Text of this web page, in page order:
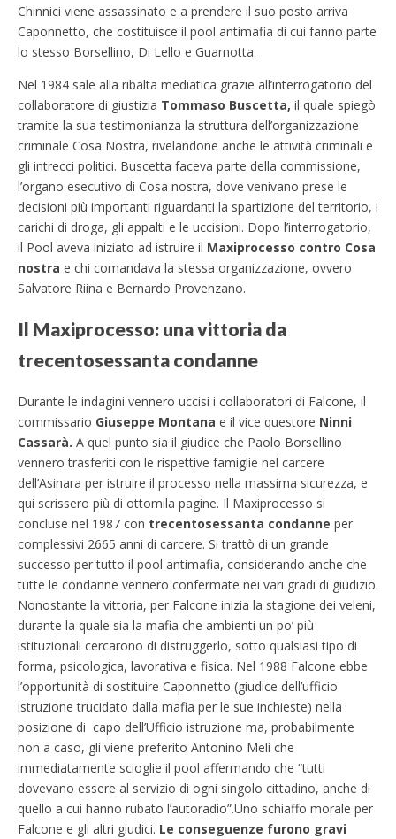
Chinnici viene assassinato e a prendere il suo posto arriva
Caponnetto, che costituisce il pool antimafia di cui fanno parte
lo stesso Borsellino, Di Lello e Guarnotta.
Nel 1984 sale alla ribalta mediatica grazie all’interrogatorio del
collaboratore di giustizia Tommaso Buscetta, il quale spiegò
tramite la sua testimonianza la struttura dell’organizzazione
criminale Cosa Nostra, rivelandone anche le attività criminali e
gli intrecci politici. Buscetta faceva parte della commissione,
l’organo esecutivo di Cosa nostra, dove venivano prese le
decisioni più importanti riguardanti la spartizione del territorio, i
carichi di droga, gli appalti e le uccisioni. Dopo l’interrogatorio,
il Pool aveva iniziato ad istruire il Maxiprocesso contro Cosa
nostra e chi comandava la stessa organizzazione, ovvero
Salvatore Riina e Bernardo Provenzano.
Il Maxiprocesso: una vittoria da
trecentosessanta condanne
Durante le indagini vennero uccisi i collaboratori di Falcone, il
commissario Giuseppe Montana e il vice questore Ninni
Cassarà. A quel punto sia il giudice che Paolo Borsellino
vennero trasferiti con le rispettive famiglie nel carcere
dell’Asinara per istruire il processo nella massima sicurezza, e
qui scrissero più di ottomila pagine. Il Maxiprocesso si
concluse nel 1987 con trecentosessanta condanne per
complessivi 2665 anni di carcere. Si trattò di un grande
successo per tutto il pool antimafia, considerando anche che
tutte le condanne vennero confermate nei vari gradi di giudizio.
Nonostante la vittoria, per Falcone inizia la stagione dei veleni,
durante la quale sia la mafia che ambienti un po’ più
istituzionali cercarono di distruggerlo, sotto qualsiasi tipo di
forma, psicologica, lavorativa e fisica. Nel 1988 Falcone ebbe
l’opportunità di sostituire Caponnetto (giudice dell’ufficio
istruzione trucidato dalla mafia per le sue inchieste) nella
posizione di capo dell’Ufficio istruzione ma, probabilmente
non a caso, gli viene preferito Antonino Meli che
immediatamente scioglie il pool affermando che “tutti
dovevano essere al servizio di ogni singolo cittadino, anche di
quello a cui hanno rubato l’autoradio”.Uno schiaffo morale per
Falcone e gli altri giudici. Le conseguenze furono gravi